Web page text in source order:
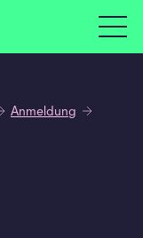
Anmeldung